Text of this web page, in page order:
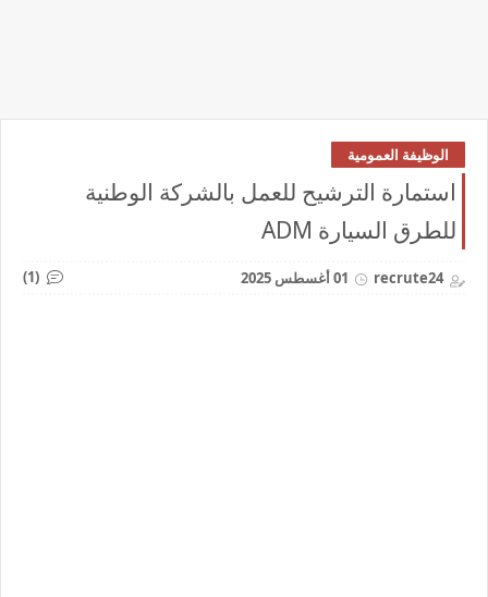
الوظيفة العمومية
استمارة الترشيح للعمل بالشركة الوطنية
للطرق السيارة ADM
recrute24 01 أغسطس 2025 (1)